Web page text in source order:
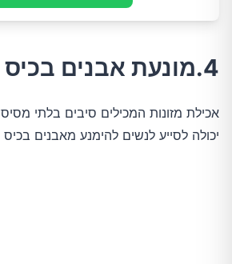
4.מונעת אבנים בכיס המרה
אכילת מזונות המכילים סיבים בלתי
יכולה לסייע לנשים להימנע מאבנים